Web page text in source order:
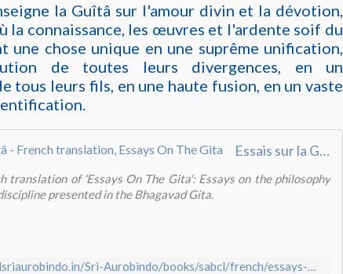
la Guîtâ sur l'amour divin et la dévotion,
la connaissance, les œuvres et l'ardente soif du
une chose unique en une suprême unification,
de toutes leurs divergences, en un
tous leurs fils, en une haute fusion, en un vaste
Essais sur la Guîtâ - French translation, Essays On The Gita
translation of 'Essays On The Gita': Essays on the philosophy
presented in the Bhagavad Gita.
https://motherandsriaurobindo.in/Sri-Aurobindo/books/sabcl/french/essays-on-the-gita/